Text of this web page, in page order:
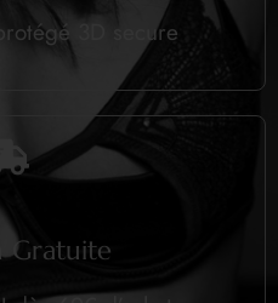
3D secure
Gratuite